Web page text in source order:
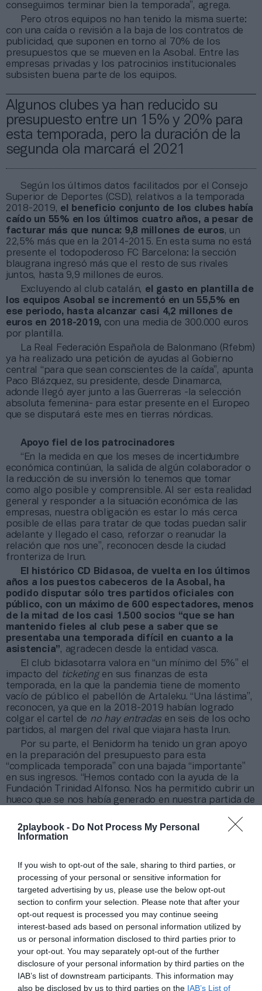
2playbook - Do Not Process My Personal
Information
If you wish to opt-out of the sale, sharing to third parties, or
processing of your personal or sensitive information for
targeted advertising by us, please use the below opt-out
section to confirm your selection. Please note that after your
opt-out request is processed you may continue seeing
interest-based ads based on personal information utilized by
us or personal information disclosed to third parties prior to
your opt-out. You may separately opt-out of the further
disclosure of your personal information by third parties on the
IAB’s list of downstream participants. This information may
also be disclosed by us to third parties on the IAB’s List of
conseguimos terminar bien la temporada”, agrega.
Pero otros equipos no han tenido la misma suerte:
con una caída o revisión a la baja de los contratos de
publicidad, que suponen en torno al 70% de los
presupuestos que se mueven en la Asobal. Entre las
empresas privadas y los patrocinios institucionales
subsisten buena parte de los equipos.
Algunos clubes ya han reducido su
presupuesto entre un 15% y 20% para
esta temporada, pero la duración de la
segunda ola marcará el 2021
Según los últimos datos facilitados por el Consejo
Superior de Deportes (CSD), relativos a la temporada
2018-2019, el beneficio conjunto de los clubes había
caído un 55% en los últimos cuatro años, a pesar de
facturar más que nunca: 9,8 millones de euros, un
22,5% más que en la 2014-2015. En esta suma no está
presente el todopoderoso FC Barcelona: la sección
blaugrana ingresó más que el resto de sus rivales
juntos, hasta 9,9 millones de euros.
Excluyendo al club catalán, el gasto en plantilla de
los equipos Asobal se incrementó en un 55,5% en
ese periodo, hasta alcanzar casi 4,2 millones de
euros en 2018-2019, con una media de 300.000 euros
por plantilla.
La Real Federación Española de Balonmano (Rfebm)
ya ha realizado una petición de ayudas al Gobierno
central “para que sean conscientes de la caída”, apunta
Paco Blázquez, su presidente, desde Dinamarca,
adonde llegó ayer junto a las Guerreras -la selección
absoluta femenina- para estar presente en el Europeo
que se disputará este mes en tierras nórdicas.
Apoyo fiel de los patrocinadores
“En la medida en que los meses de incertidumbre
económica continúan, la salida de algún colaborador o
la reducción de su inversión lo tenemos que tomar
como algo posible y comprensible. Al ser esta realidad
general y responder a la situación económica de las
empresas, nuestra obligación es estar lo más cerca
posible de ellas para tratar de que todas puedan salir
adelante y llegado el caso, reforzar o reanudar la
relación que nos une”, reconocen desde la ciudad
fronteriza de Irun.
El histórico CD Bidasoa, de vuelta en los últimos
años a los puestos cabeceros de la Asobal, ha
podido disputar sólo tres partidos oficiales con
público, con un máximo de 600 espectadores, menos
de la mitad de los casi 1.500 socios “que se han
mantenido fieles al club pese a saber que se
presentaba una temporada difícil en cuanto a la
asistencia”, agradecen desde la entidad vasca.
El club bidasotarra valora en “un mínimo del 5%” el
impacto del
ticketingen sus finanzas de esta
temporada, en la que la pandemia tiene de momento
vacío de público el pabellón de Artaleku. “Una lástima”,
reconocen, ya que en la 2018-2019 habían logrado
colgar el cartel de no hay entradas en seis de los ocho
partidos, al margen del rival que viajara hasta Irun.
Por su parte, el Benidorm ha tenido un gran apoyo
en la preparación del presupuesto para esta
“complicada temporada” con una bajada “importante”
en sus ingresos. “Hemos contado con la ayuda de la
Fundación Trinidad Alfonso. Nos ha permitido cubrir un
hueco que se nos había generado en nuestra partida de
Alvado. El patrocinador principal del club alicantino es,
desde hace años, la cadena hotelera Servigroup.
valenciano el empresario Juan Roig, presidente de
Mercadona . Sólo desde que estalló la pandemia,
ha invertido más de 30 millones de euros en la
promoción y supervivencia de los clubes y
competiciones deportivas de la región.
El BM Benidorm ha contado con el
apoyo de la Fundación Trinidad Alfonso,
creada y presidida por el empresario